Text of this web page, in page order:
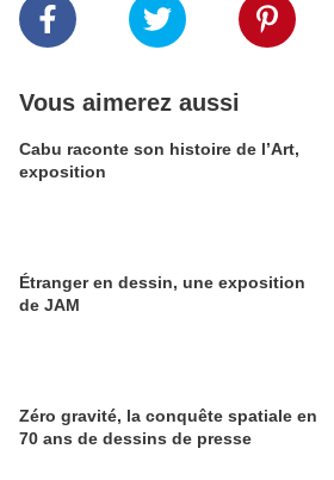
Vous aimerez aussi
Cabu raconte son histoire de l’Art,
exposition
Étranger en dessin, une exposition
de JAM
Zéro gravité, la conquête spatiale en
70 ans de dessins de presse